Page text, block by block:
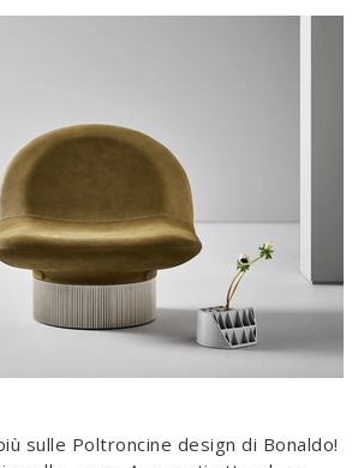
sulle Poltroncine design di Bonaldo!